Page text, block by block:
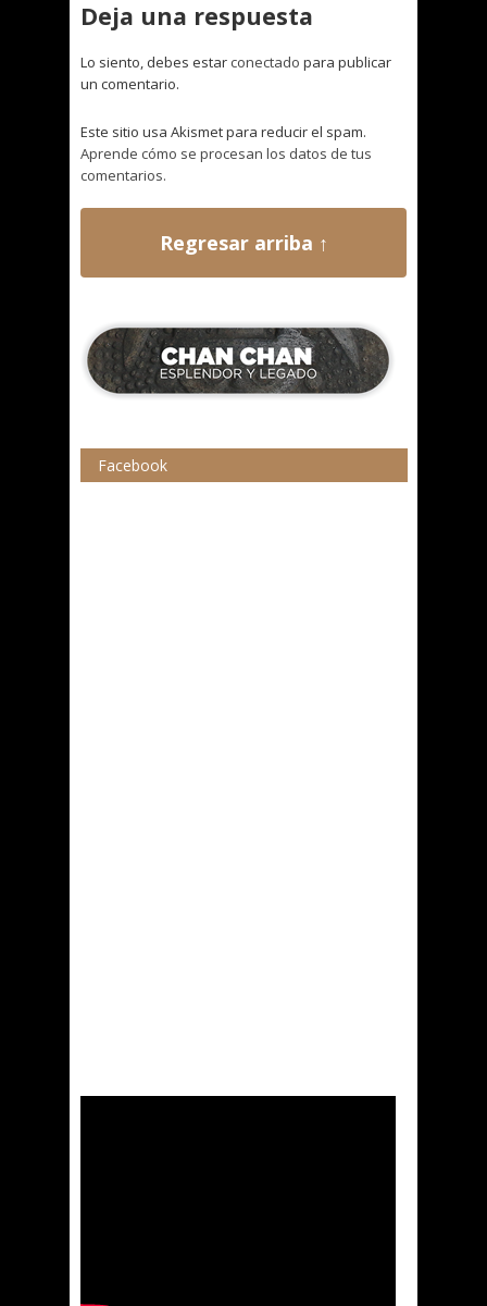
Deja una respuesta
Lo siento, debes estar conectado para publicar
un comentario.
Este sitio usa Akismet para reducir el spam.
Aprende cómo se procesan los datos de tus
comentarios.
Regresar arriba ↑
Facebook